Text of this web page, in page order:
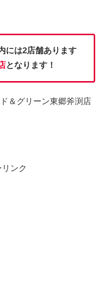
には2店舗あります
となります！
＆グリーン東郷斧渕店
ンク